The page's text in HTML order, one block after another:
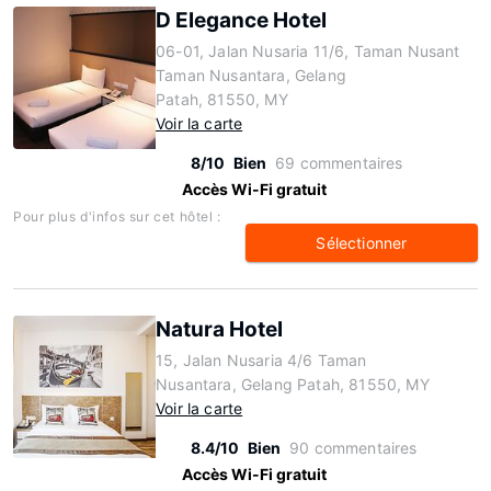
D Elegance Hotel
06-01, Jalan Nusaria 11/6, Taman Nusant
Taman Nusantara, Gelang
Patah, 81550, MY
Voir la carte
8/10 Bien 69 commentaires
Accès Wi-Fi gratuit
Pour plus d'infos sur cet hôtel :
Sélectionner
Natura Hotel
15, Jalan Nusaria 4/6 Taman
Nusantara, Gelang Patah, 81550, MY
Voir la carte
8.4/10 Bien 90 commentaires
Accès Wi-Fi gratuit